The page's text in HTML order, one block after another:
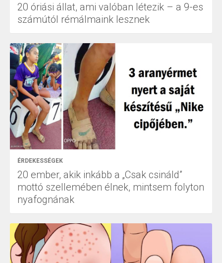
20 óriási állat, ami valóban létezik – a 9-es
számútól rémálmaink lesznek
ÉRDEKESSÉGEK
20 ember, akik inkább a „Csak csináld”
mottó szellemében élnek, mintsem folyton
nyafognának